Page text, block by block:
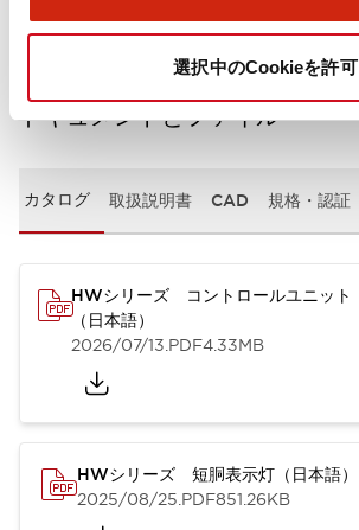
選択中のCookieを許可
ドキュメントとファイル
カタログ 取扱説明書 CAD 規格・認証
HWシリーズ コントロールユニット
（日本語）
2026/07/13.PDF4.33MB
HWシリーズ 短胴表示灯（日本語）
2025/08/25.PDF851.26KB